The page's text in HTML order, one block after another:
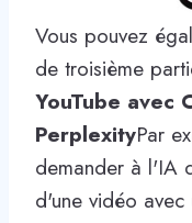
Vous pouvez
de troisième
YouTube avec
PerplexityPar
demander à l'IA
d'une vidéo